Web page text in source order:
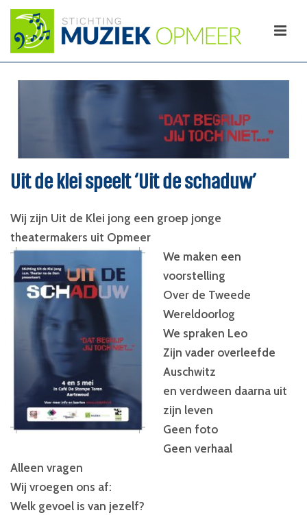
Uit de klei speelt ‘Uit de schaduw’
Wij zijn Uit de Klei jong een groep jonge
theatermakers uit Opmeer
We maken een
voorstelling
Over de Tweede
Wereldoorlog
We spraken Leo
Zijn vader overleefde
Auschwitz
en verdween daarna uit
zijn leven
Geen foto
Geen verhaal
Alleen vragen
Wij vroegen ons af:
Welk gevoel is van jezelf?